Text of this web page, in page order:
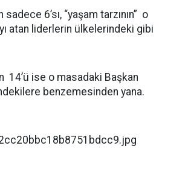
6’sı, “yaşam tarzının” o
atan liderlerin ülkelerindeki gibi
14’ü ise o masadaki Başkan
benzemesinden yana.